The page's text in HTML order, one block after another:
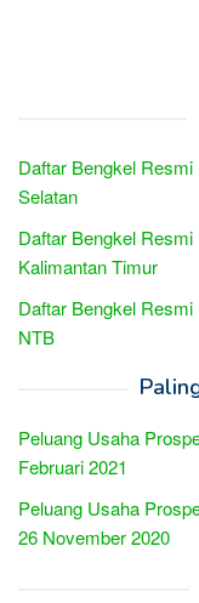
Daftar Bengkel
Selatan
Daftar Bengkel
Kalimantan Timur
Daftar Bengkel
NTB
Peluang Usaha
Februari 2021
Peluang Usaha
26 November 2020